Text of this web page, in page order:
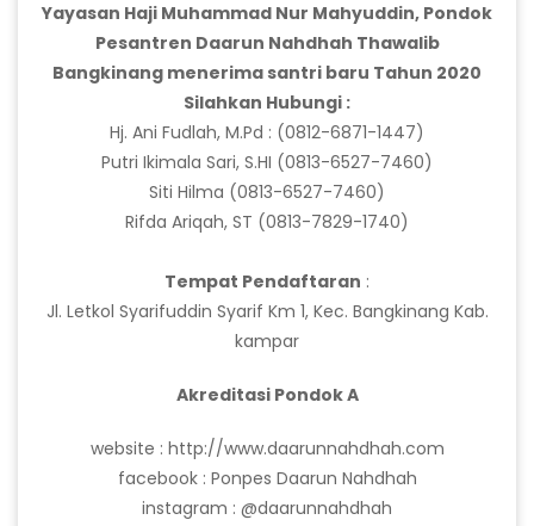
Yayasan Haji Muhammad Nur Mahyuddin, Pondok
Pesantren Daarun Nahdhah Thawalib
Bangkinang menerima santri baru Tahun 2020
Silahkan Hubungi :
Hj. Ani Fudlah, M.Pd : (0812-6871-1447)
Putri Ikimala Sari, S.HI (0813-6527-7460)
Siti Hilma (0813-6527-7460)
Rifda Ariqah, ST (0813-7829-1740)
Tempat Pendaftaran :
Jl. Letkol Syarifuddin Syarif Km 1, Kec. Bangkinang Kab.
kampar
Akreditasi Pondok A
website : http://www.daarunnahdhah.com
facebook : Ponpes Daarun Nahdhah
instagram : @daarunnahdhah